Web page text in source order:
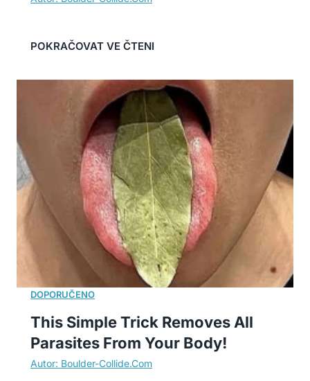
This Simple Trick Removes All
Parasites From Your Body!